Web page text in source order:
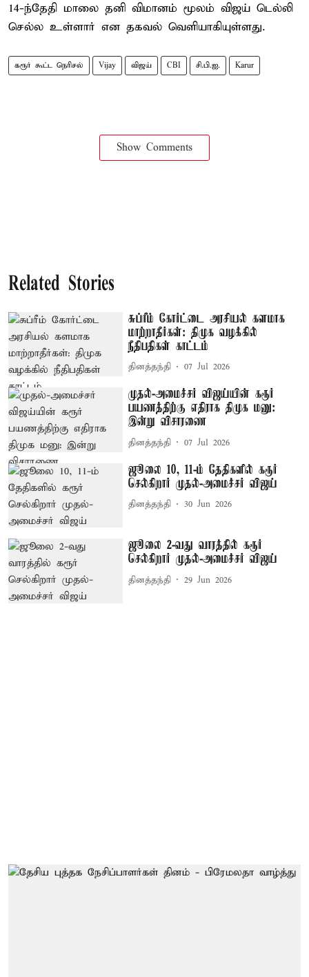
14-ந்தேதி மாலை தனி விமானம் மூலம் விஜய் டெல்லி
செல்ல உள்ளார் என தகவல் வெளியாகியுள்ளது.
கரூர் கூட்ட நெரிசல் Vijay விஜய் CBI சி.பி.ஐ. Karur
Show Comments
Related Stories
சுப்ரீம் கோர்ட்டை அரசியல் களமாக
மாற்றாதீர்கள்: திமுக வழக்கில்
நீதிபதிகள் காட்டம்
தினத்தந்தி 07 Jul 2026
முதல்-அமைச்சர் விஜய்யின் கரூர்
பயணத்திற்கு எதிராக திமுக மனு:
இன்று விசாரணை
தினத்தந்தி 07 Jul 2026
ஜூலை 10, 11-ம் தேதிகளில் கரூர்
செல்கிறார் முதல்-அமைச்சர் விஜய்
தினத்தந்தி 30 Jun 2026
ஜூலை 2-வது வாரத்தில் கரூர்
செல்கிறார் முதல்-அமைச்சர் விஜய்
தினத்தந்தி 29 Jun 2026